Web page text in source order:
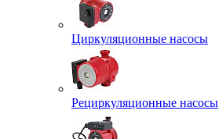
Циркуляционные насосы
Рециркуляционные насосы